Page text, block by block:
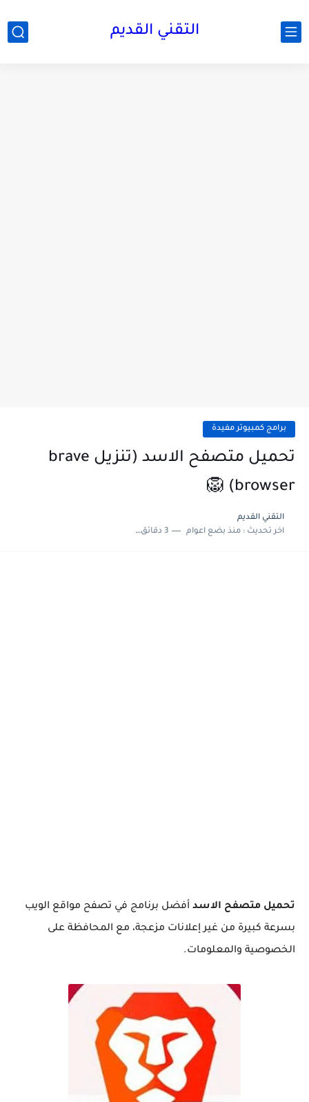
التقني القديم
برامج كمبيوتر مفيدة
تحميل متصفح الاسد (تنزيل brave
browser) 🦁
التقني القديم
اخر تحديث :منذ بضع اعوام 3 دقائق للقراءة
تحميل متصفح الاسد أفضل برنامج في تصفح مواقع الويب
بسرعة كبيرة من غير إعلانات مزعجة، مع المحافظة على
الخصوصية والمعلومات.